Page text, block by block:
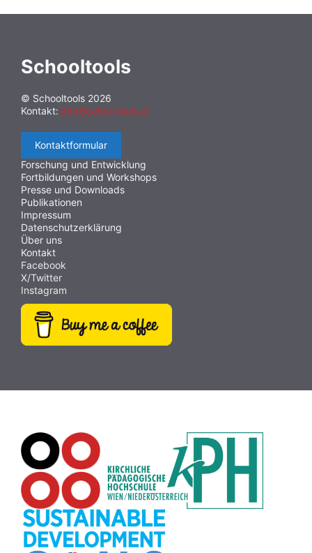
Schooltools
© Schooltools 2026
Kontakt: info@schooltools.at
Kontaktformular
Forschung und Entwicklung
Fortbildungen und Workshops
Presse und Downloads
Publikationen
Impressum
Datenschutzerklärung
Über uns
Kontakt
Facebook
X/Twitter
Instagram